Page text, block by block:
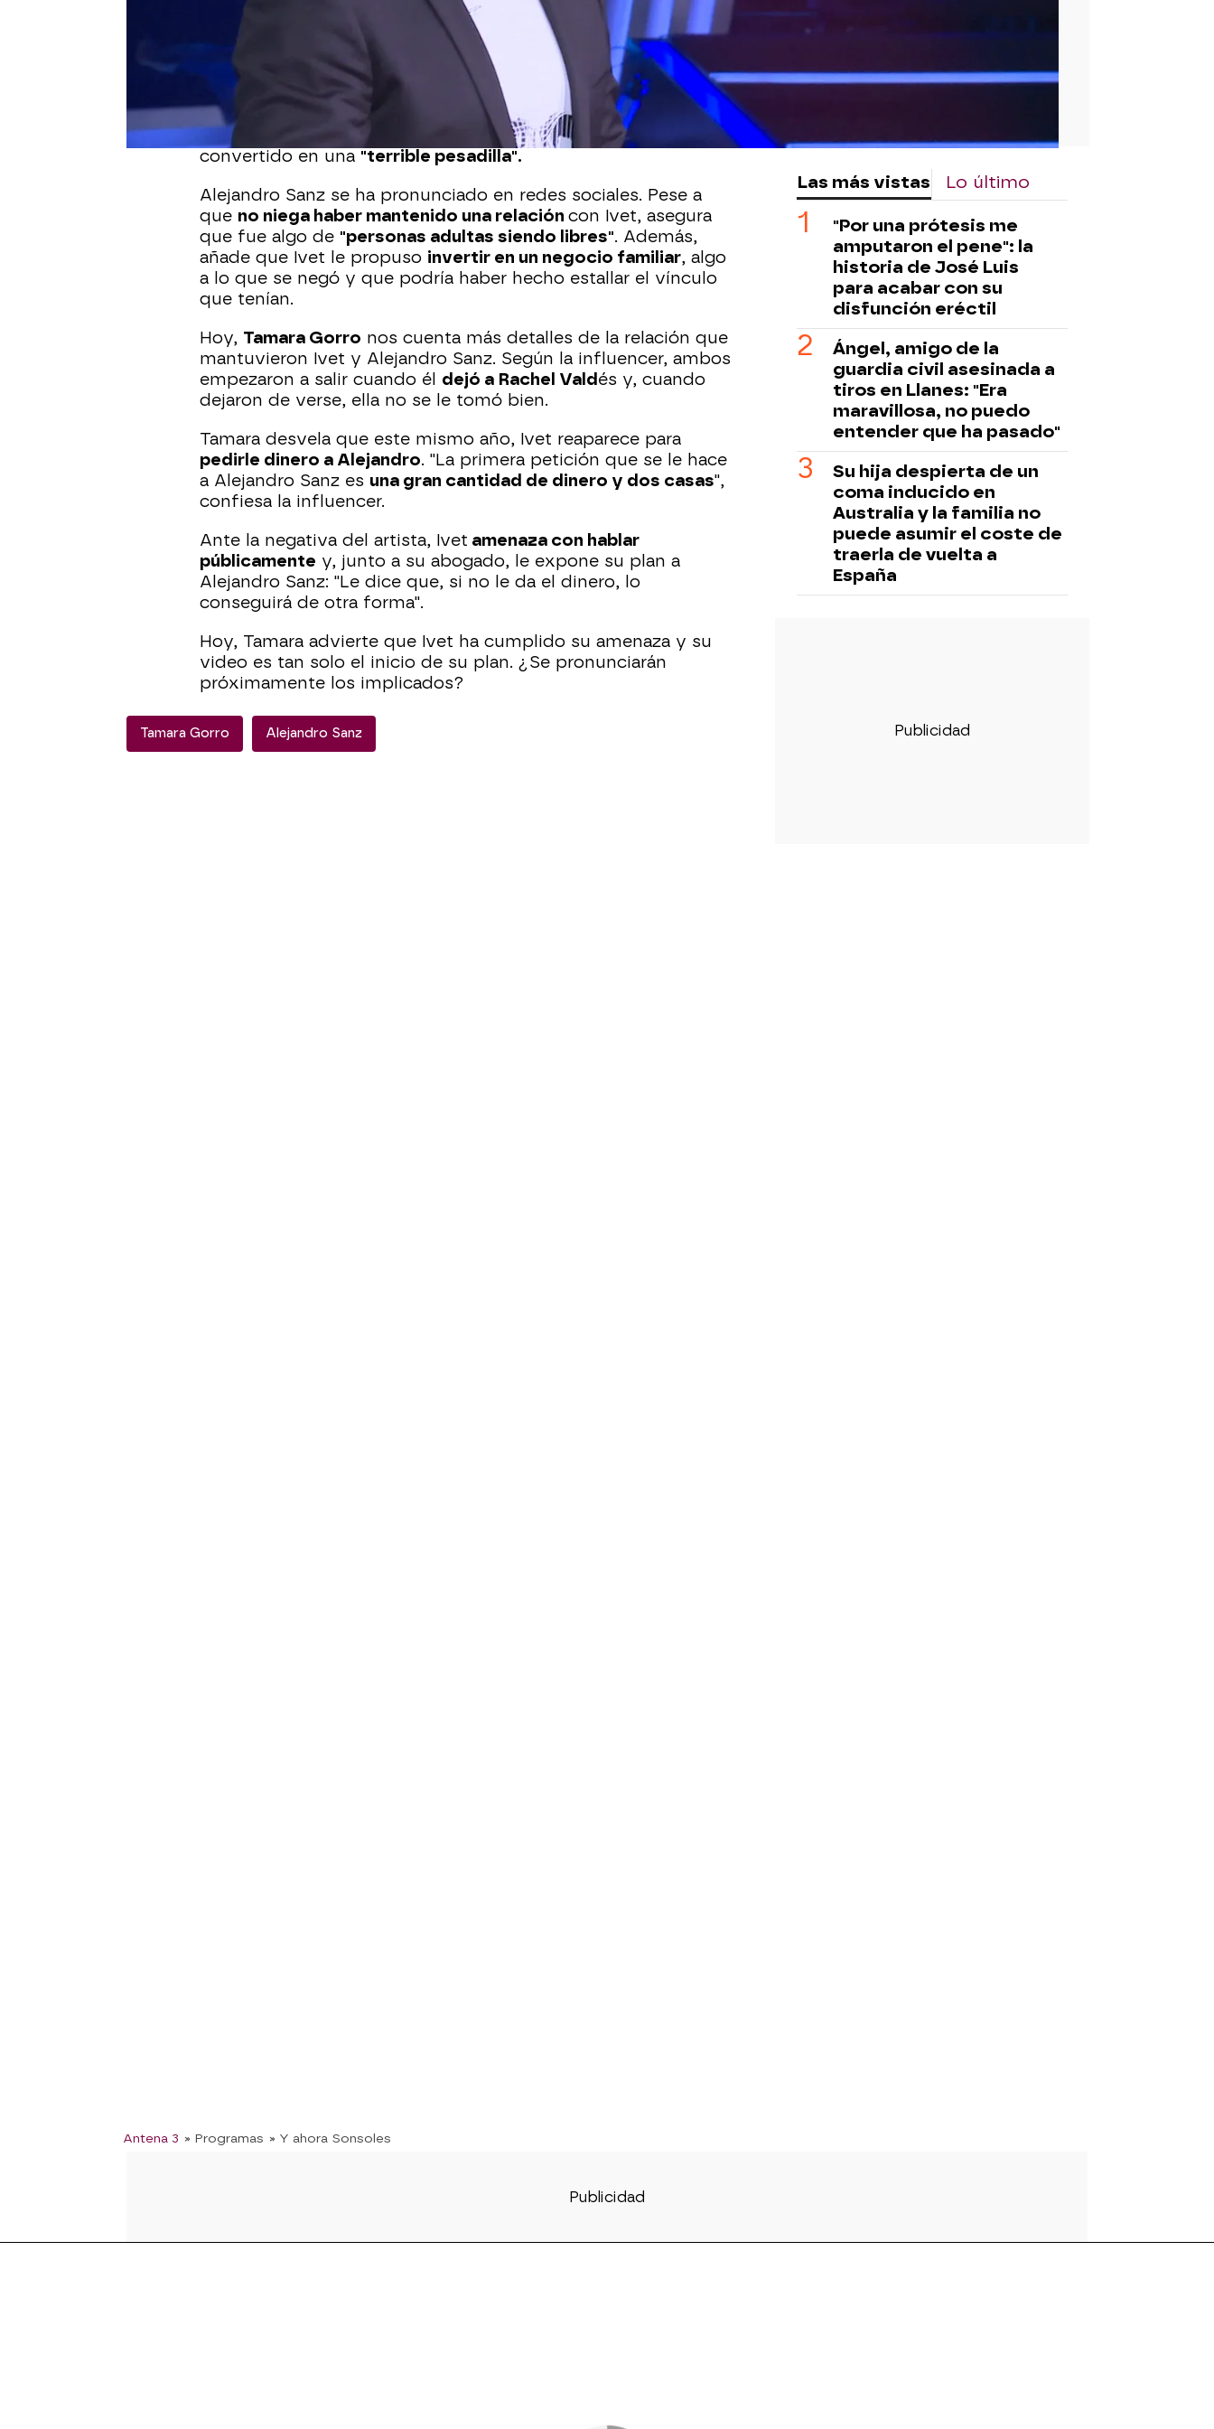
Ivet Playà
se ha hecho viral en redes sociales contando su
presunta historia de amor
con Alejandro Sanz
. La joven, que
era fan del artista, asegura que, cuando ella apenas tenía 18
años y él, 49, ambos mantuvieron una relación.
En el vídeo, Ivet define la presunta relación con Alejandro
como algo que comenzó "siendo un sueño" y terminó
convertido en una "terrible pesadilla".
Alejandro Sanz se ha pronunciado en redes sociales. Pese a
que no niega haber mantenido una relación con Ivet, asegura
que fue algo de "personas adultas siendo libres". Además,
añade que Ivet le propuso invertir en un negocio familiar, algo
a lo que se negó y que podría haber hecho estallar el vínculo
que tenían.
Hoy, Tamara Gorro nos cuenta más detalles de la relación que
mantuvieron Ivet y Alejandro Sanz. Según la influencer, ambos
empezaron a salir cuando él dejó a Rachel Vald és y, cuando
dejaron de verse, ella no se le tomó bien.
Tamara desvela que este mismo año, Ivet reaparece para
pedirle dinero a Alejandro. "La primera petición que se le hace
a Alejandro Sanz es una gran cantidad de dinero y dos casas",
confiesa la influencer.
Ante la negativa del artista, Ivet amenaza con hablar
públicamente y, junto a su abogado, le expone su plan a
Alejandro Sanz: "Le dice que, si no le da el dinero, lo
conseguirá de otra forma".
Hoy, Tamara advierte que Ivet ha cumplido su amenaza y su
video es tan solo el inicio de su plan. ¿Se pronunciarán
próximamente los implicados?
Tamara Gorro Alejandro Sanz
Antena 3 » Programas » Y ahora Sonsoles
Las más vistas Lo último
"Por una prótesis me
amputaron el pene": la
historia de José Luis
para acabar con su
disfunción eréctil
Ángel, amigo de la
guardia civil asesinada a
tiros en Llanes: "Era
maravillosa, no puedo
entender que ha pasado"
Su hija despierta de un
coma inducido en
Australia y la familia no
puede asumir el coste de
traerla de vuelta a
España